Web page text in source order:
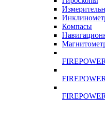
Компасы